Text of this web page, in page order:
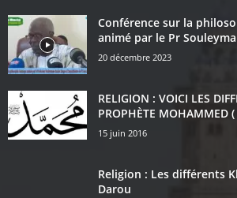
Conférence sur la
animé par le Pr
20 décembre 2023
RELIGION : VOICI LES
PROPHÈTE MOHAMMED
15 juin 2016
Religion : Les différents
Darou